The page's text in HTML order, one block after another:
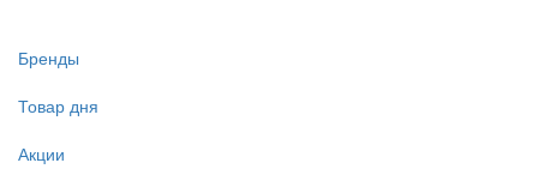
Бренды
Товар дня
Акции